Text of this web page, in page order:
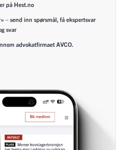
på Hest.no
– send inn spørsmål, få ekspertsvar
svar
advokatfirmaet AVCO.